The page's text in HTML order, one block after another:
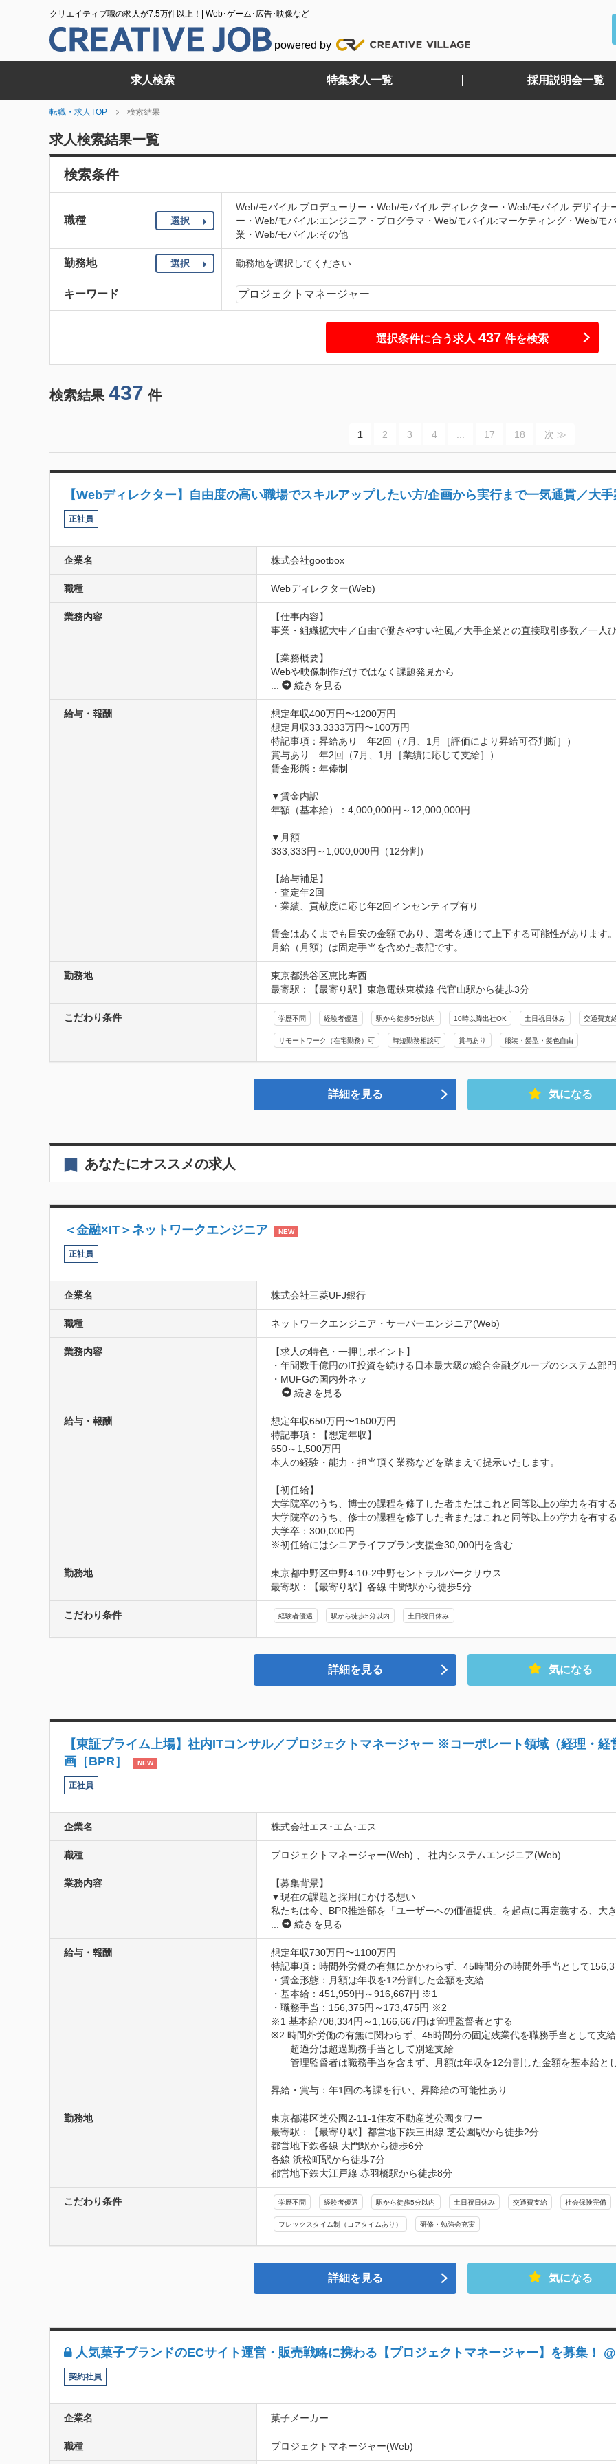
クリエイティブ職の求人が7.5万件以上！| Web･ゲーム･広告･映像など
powered by
求人検索 特集求人一覧 採用説明会一覧
転職・求人TOP 検索結果
求人検索結果一覧
検索条件
職種 選択
Web/モバイル:プロデューサー・Web/モバイル:ディレクター・Web/モバイル:デザイ
ー・Web/モバイル:エンジニア・プログラマ・Web/モバイル:マーケティング・Web/モ
業・Web/モバイル:その他
勤務地 選択 勤務地を選択してください
キーワード
選択条件に合う求人 437 件を検索
検索結果 437 件
1 2 3 4 17 18 次 ≫
【Webディレクター】自由度の高い職場でスキルアップしたい方/企画から実行まで一気通貫／大
正社員
企業名 株式会社gootbox
職種 Webディレクター(Web)
業務内容
【仕事内容】
事業・組織拡大中／自由で働きやすい社風／大手企業との直接取引多数／一人
【業務概要】
Webや映像制作だけではなく課題発見から
続きを見る
給与・報酬
想定年収400万円〜1200万円
想定月収33.3333万円〜100万円
特記事項：昇給あり　年2回（7月、1月［評価により昇給可否判断］）
賞与あり　年2回（7月、1月［業績に応じて支給］）
賃金形態：年俸制
▼賃金内訳
年額（基本給）：4,000,000円～12,000,000円
▼月額
333,333円～1,000,000円（12分割）
【給与補足】
・査定年2回
・業績、貢献度に応じ年2回インセンティブ有り
賃金はあくまでも目安の金額であり、選考を通じて上下する可能性があります。
月給（月額）は固定手当を含めた表記です。
勤務地
東京都渋谷区恵比寿西
最寄駅：【最寄り駅】東急電鉄東横線 代官山駅から徒歩3分
こだわり条件 学歴不問 経験者優遇 駅から徒歩5分以内 10時以降出社OK 土日祝日休み 交通費支
リモートワーク（在宅勤務）可 時短勤務相談可 賞与あり 服装・髪型・髪色自由
詳細を見る 気になる
あなたにオススメの求人
＜金融×IT＞ネットワークエンジニア NEW
正社員
企業名 株式会社三菱UFJ銀行
職種 ネットワークエンジニア・サーバーエンジニア(Web)
業務内容
【求人の特色・一押しポイント】
・年間数千億円のIT投資を続ける日本最大級の総合金融グループのシステム部
・MUFGの国内外ネッ
続きを見る
給与・報酬
想定年収650万円〜1500万円
特記事項：【想定年収】
650～1,500万円
本人の経験・能力・担当頂く業務などを踏まえて提示いたします。
【初任給】
大学院卒のうち、博士の課程を修了した者またはこれと同等以上の学力を有す
大学院卒のうち、修士の課程を修了した者またはこれと同等以上の学力を有す
大学卒：300,000円
※初任給にはシニアライフプラン支援金30,000円を含む
勤務地
東京都中野区中野4-10-2中野セントラルパークサウス
最寄駅：【最寄り駅】各線 中野駅から徒歩5分
こだわり条件 経験者優遇 駅から徒歩5分以内 土日祝日休み
詳細を見る 気になる
【東証プライム上場】社内ITコンサル／プロジェクトマネージャー ※コーポレート領域（経理・
画［BPR］
NEW
正社員
企業名 株式会社エス･エム･エス
職種 プロジェクトマネージャー(Web) 、 社内システムエンジニア(Web)
業務内容
【募集背景】
▼現在の課題と採用にかける想い
私たちは今、BPR推進部を「ユーザーへの価値提供」を起点に再定義する、大
続きを見る
給与・報酬
想定年収730万円〜1100万円
特記事項：時間外労働の有無にかかわらず、45時間分の時間外手当として
・賃金形態：月額は年収を12分割した金額を支給
・基本給：451,959円～916,667円 ※1
・職務手当：156,375円～173,475円 ※2
※1 基本給708,334円～1,166,667円は管理監督者とする
※2 時間外労働の有無に関わらず、45時間分の固定残業代を職務手当として支給
超過分は超過勤務手当として別途支給
管理監督者は職務手当を含まず、月額は年収を12分割した金額を基本給と
昇給・賞与：年1回の考課を行い、昇降給の可能性あり
勤務地
東京都港区芝公園2-11-1住友不動産芝公園タワー
最寄駅：【最寄り駅】都営地下鉄三田線 芝公園駅から徒歩2分
都営地下鉄各線 大門駅から徒歩6分
各線 浜松町駅から徒歩7分
都営地下鉄大江戸線 赤羽橋駅から徒歩8分
こだわり条件 学歴不問 経験者優遇 駅から徒歩5分以内 土日祝日休み 交通費支給 社会保険完備
フレックスタイム制（コアタイムあり） 研修・勉強会充実
詳細を見る 気になる
人気菓子ブランドのECサイト運営・販売戦略に携わる【プロジェクトマネージャー】を募集！
契約社員
企業名 菓子メーカー
職種 プロジェクトマネージャー(Web)